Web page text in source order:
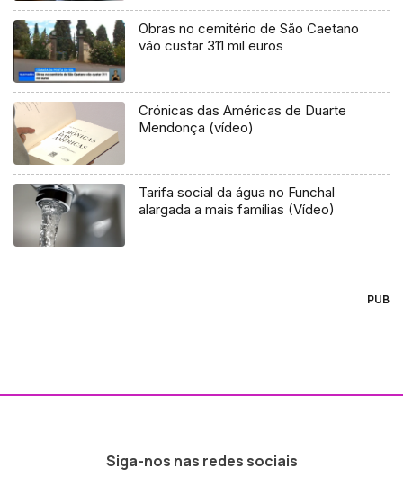
Obras no cemitério de São Caetano
vão custar 311 mil euros
Crónicas das Américas de Duarte
Mendonça (vídeo)
Tarifa social da água no Funchal
alargada a mais famílias (Vídeo)
PUB
Siga-nos nas redes sociais